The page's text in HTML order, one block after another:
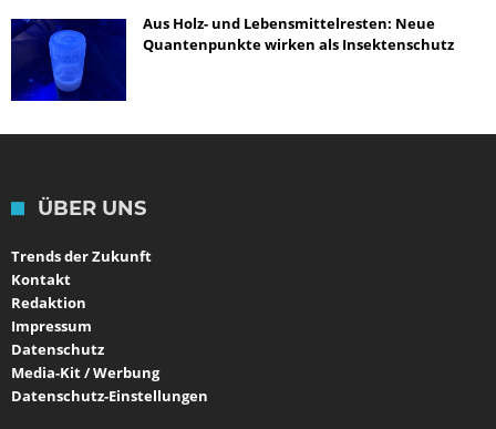
Aus Holz- und Lebensmittelresten: Neue
Quantenpunkte wirken als Insektenschutz
ÜBER UNS
Trends der Zukunft
Kontakt
Redaktion
Impressum
Datenschutz
Media-Kit / Werbung
Datenschutz-Einstellungen